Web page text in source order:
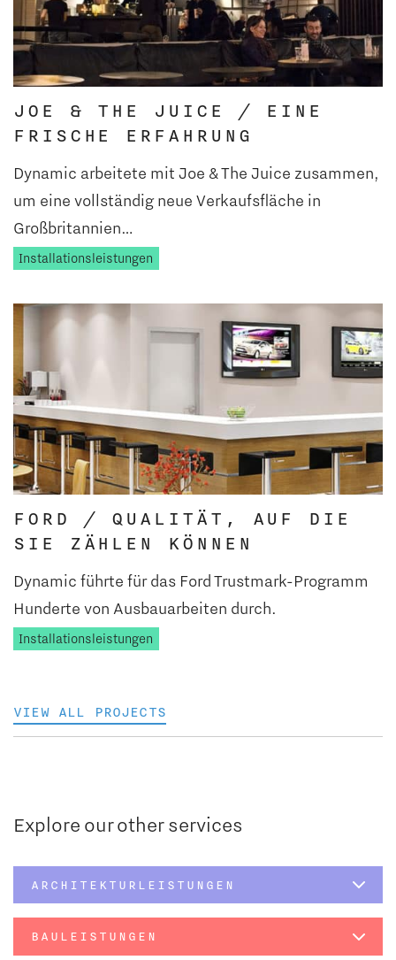
JOE & THE JUICE / EINE
FRISCHE ERFAHRUNG
Dynamic arbeitete mit Joe & The Juice zusammen,
um eine vollständig neue Verkaufsfläche in
Großbritannien…
Installationsleistungen
FORD / QUALITÄT, AUF DIE
SIE ZÄHLEN KÖNNEN
Dynamic führte für das Ford Trustmark-Programm
Hunderte von Ausbauarbeiten durch.
Installationsleistungen
VIEW ALL PROJECTS
Explore our other services
ARCHITEKTURLEISTUNGEN
BAULEISTUNGEN